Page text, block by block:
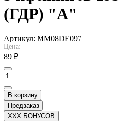
(ГДР) "А"
Артикул: MM08DE097
Цена:
89 ₽
В корзину
Предзаказ
XXX БОНУСОВ